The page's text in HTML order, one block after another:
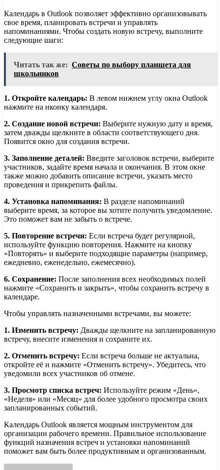
Календарь в Outlook позволяет эффективно организовывать
свое время, планировать встречи и управлять
напоминаниями. Чтобы создать новую встречу, выполните
следующие шаги:
Читать так же: Советы по выбору планшета для
школьников
1. Откройте календарь: В левом нижнем углу окна Outlook
нажмите на иконку календаря.
2. Создание новой встречи: Выберите нужную дату и время,
затем дважды щелкните в области соответствующего дня.
Появится окно для создания встречи.
3. Заполнение деталей: Введите заголовок встречи, выберите
участников, задайте время начала и окончания. В этом окне
также можно добавить описание встречи, указать место
проведения и прикрепить файлы.
4. Установка напоминания: В разделе напоминаний
выберите время, за которое вы хотите получить уведомление.
Это поможет вам не забыть о встрече.
5. Повторение встречи: Если встреча будет регулярной,
используйте функцию повторения. Нажмите на кнопку
«Повторять» и выберите подходящие параметры (например,
ежедневно, еженедельно, ежемесячно).
6. Сохранение: После заполнения всех необходимых полей
нажмите «Сохранить и закрыть», чтобы сохранить встречу в
календаре.
Чтобы управлять назначенными встречами, вы можете:
1. Изменить встречу: Дважды щелкните на запланированную
встречу, внесите изменения и сохраните их.
2. Отменить встречу: Если встреча больше не актуальна,
откройте её и нажмите «Отменить встречу». Убедитесь, что
уведомили всех участников об отмене.
3. Просмотр списка встреч: Используйте режим «День»,
«Неделя» или «Месяц» для более удобного просмотра своих
запланированных событий.
Календарь Outlook является мощным инструментом для
организации рабочего времени. Правильное использование
функций назначения встреч и установки напоминаний
поможет вам быть более продуктивным и организованным.